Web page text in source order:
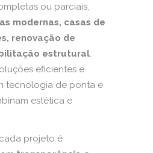
ou parciais,
modernas, casas de
renovação de
estrutural.
eficientes e
tecnologia de ponta e
estética e
projeto é